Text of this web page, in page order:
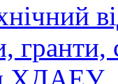
гранти,